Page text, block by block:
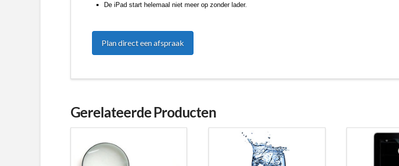
De iPad start helemaal niet meer op zonder lader.
Plan direct een afspraak
Gerelateerde Producten